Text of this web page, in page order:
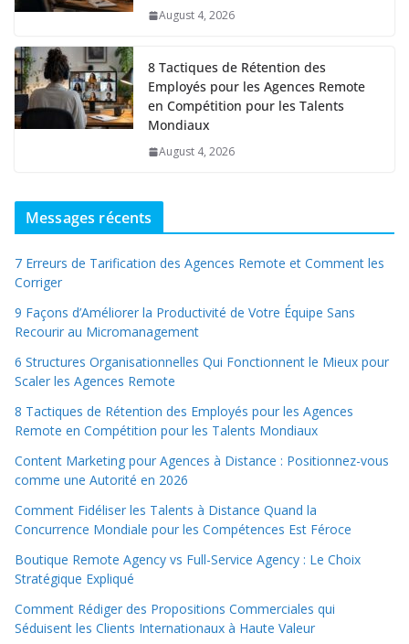
August 4, 2026
8 Tactiques de Rétention des
Employés pour les Agences Remote
en Compétition pour les Talents
Mondiaux
August 4, 2026
Messages récents
7 Erreurs de Tarification des Agences Remote et Comment les
Corriger
9 Façons d’Améliorer la Productivité de Votre Équipe Sans
Recourir au Micromanagement
6 Structures Organisationnelles Qui Fonctionnent le Mieux pour
Scaler les Agences Remote
8 Tactiques de Rétention des Employés pour les Agences
Remote en Compétition pour les Talents Mondiaux
Content Marketing pour Agences à Distance : Positionnez-vous
comme une Autorité en 2026
Comment Fidéliser les Talents à Distance Quand la
Concurrence Mondiale pour les Compétences Est Féroce
Boutique Remote Agency vs Full-Service Agency : Le Choix
Stratégique Expliqué
Comment Rédiger des Propositions Commerciales qui
Séduisent les Clients Internationaux à Haute Valeur